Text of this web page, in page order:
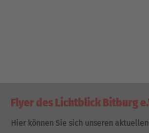
Flyer des Lichtblick Bitburg
Hier können Sie sich unseren